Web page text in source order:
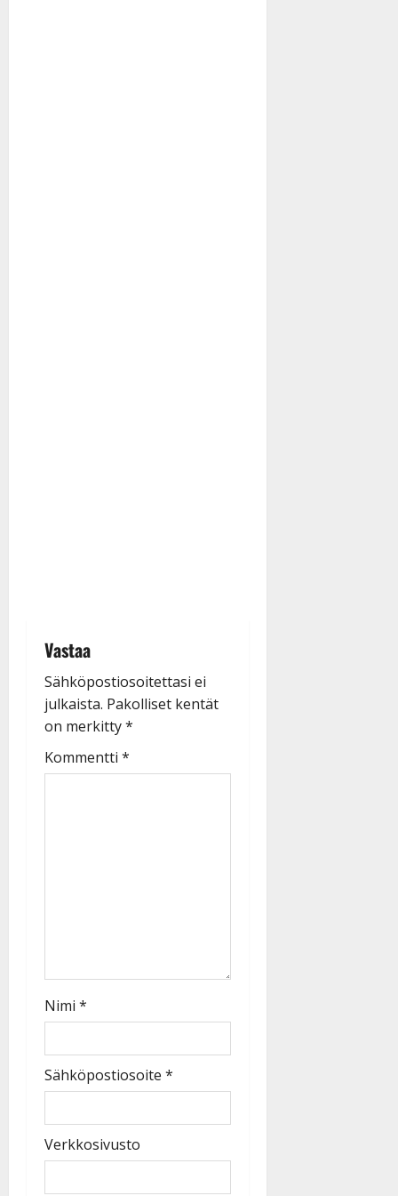
Vastaa
Sähköpostiosoitettasi ei
julkaista. Pakolliset kentät
on merkitty*
Kommentti *
Nimi *
Sähköpostiosoite *
Verkkosivusto